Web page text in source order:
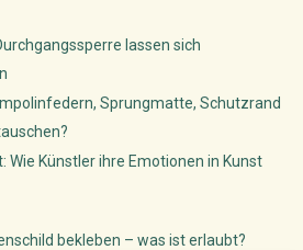
lassen sich
Sprungmatte, Schutzrand
Wie Künstler ihre Emotionen in Kunst
bekleben – was ist erlaubt?